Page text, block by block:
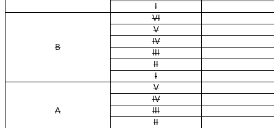
I
B
VI
V
IV
III
II
I
A
V
IV
III
II